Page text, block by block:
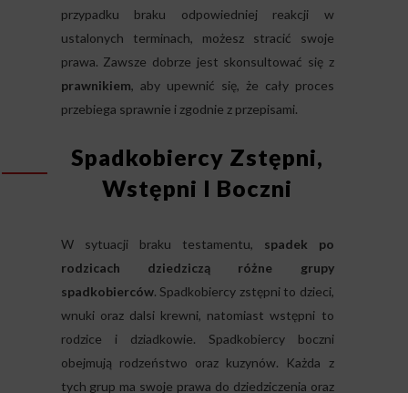
przypadku braku odpowiedniej reakcji w
ustalonych terminach, możesz stracić swoje
prawa. Zawsze dobrze jest skonsultować się z
prawnikiem, aby upewnić się, że cały proces
przebiega sprawnie i zgodnie z przepisami.
Spadkobiercy Zstępni,
Wstępni I Boczni
W sytuacji braku testamentu, spadek po
rodzicach dziedziczą różne grupy
spadkobierców. Spadkobiercy zstępni to dzieci,
wnuki oraz dalsi krewni, natomiast wstępni to
rodzice i dziadkowie. Spadkobiercy boczni
obejmują rodzeństwo oraz kuzynów. Każda z
tych grup ma swoje prawa do dziedziczenia oraz